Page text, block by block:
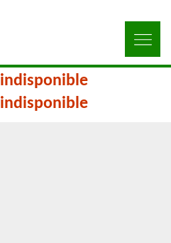
indisponible
indisponible